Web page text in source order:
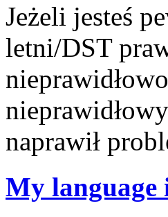
Jeżeli jesteś
letni/DST
naprawił
My language